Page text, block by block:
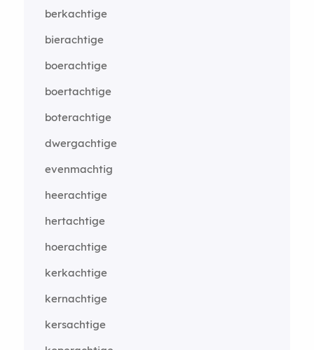
berkachtige
bierachtige
boerachtige
boertachtige
boterachtige
dwergachtige
evenmachtig
heerachtige
hertachtige
hoerachtige
kerkachtige
kernachtige
kersachtige